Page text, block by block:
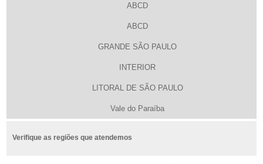
ABCD
ABCD
GRANDE SÃO PAULO
INTERIOR
LITORAL DE SÃO PAULO
Vale do Paraíba
Verifique as regiões que atendemos